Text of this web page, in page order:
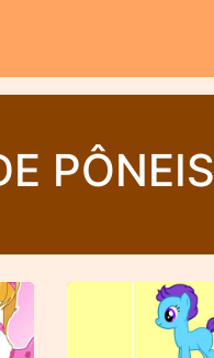
PÔNEIS